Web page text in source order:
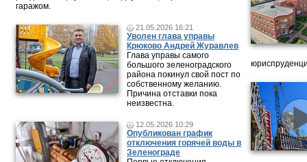
гаражом.
21.05.2026 16:21
Уволен глава управы
Крюково Андрей Журавлев
Глава управы самого
большого зеленоградского
района покинул свой пост по
собственному желанию.
Причина отставки пока
неизвестна.
12.05.2026 10:29
Опубликован график
отключения горячей воды в
Зеленограде